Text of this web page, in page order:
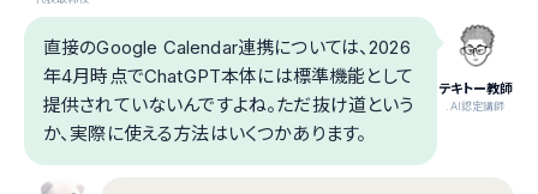
テキトー教師
.AI認定講師
直接のGoogle Calendar連携については、2026
年4月時点でChatGPT本体には標準機能として
提供されていないんですよね。ただ抜け道という
か、実際に使える方法はいくつかあります。